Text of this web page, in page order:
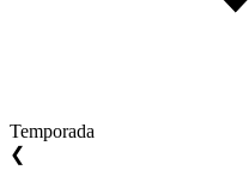
Temporada
❮